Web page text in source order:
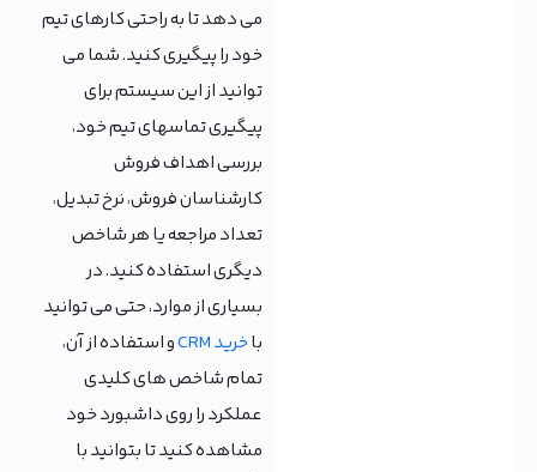
می دهد تا به راحتی کارهای تیم
خود را پیگیری کنید. شما می
توانید از این سیستم برای
پیگیری تماسهای تیم خود،
بررسی اهداف فروش
کارشناسان فروش، نرخ تبدیل،
تعداد مراجعه یا هر شاخص
دیگری استفاده کنید. در
بسیاری از موارد، حتی می توانید
باخرید CRM
و استفاده از آن،
تمام شاخص های کلیدی
عملکرد را روی داشبورد خود
مشاهده کنید تا بتوانید با